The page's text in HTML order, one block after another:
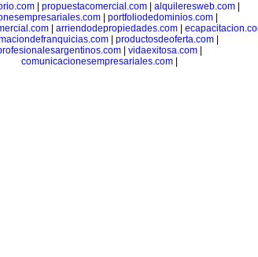
propuestacomercial.com alquileresweb.com
portfoliodedominios.com
arriendodepropiedades.com
productosdeoferta.com
| vidaexitosa.com|
comunicacionesempresariales.com|